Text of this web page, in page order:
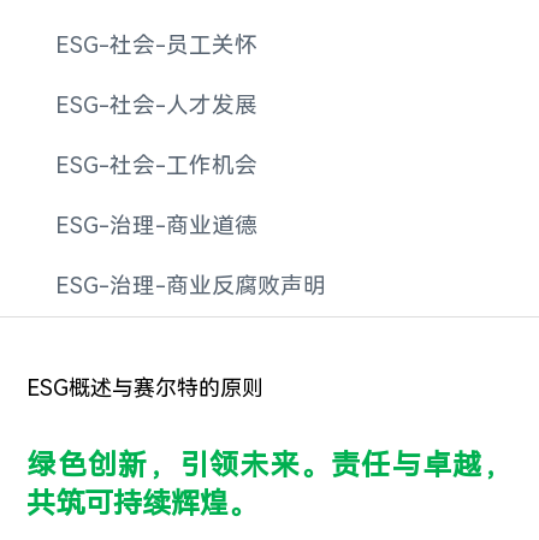
ESG-社会-员工关怀
ESG-社会-人才发展
ESG-社会-工作机会
ESG-治理-商业道德
ESG-治理-商业反腐败声明
ESG概述与赛尔特的原则
绿色创新，引领未来。责任与卓越，
共筑可持续辉煌。